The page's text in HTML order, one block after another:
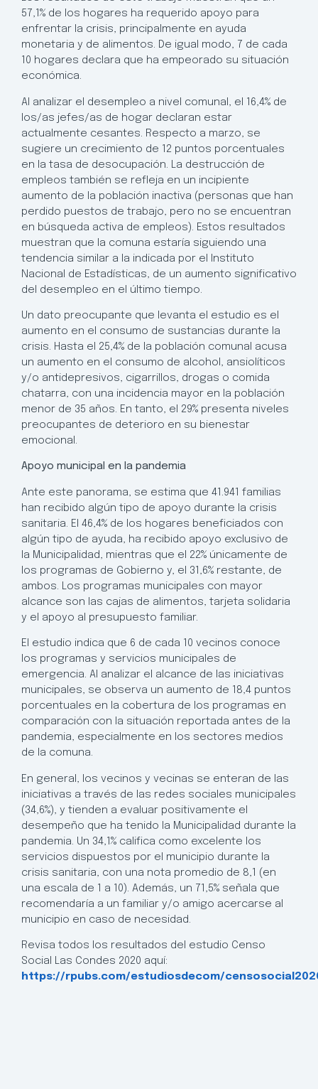
57,1% de los hogares ha requerido apoyo para
enfrentar la crisis, principalmente en ayuda
monetaria y de alimentos. De igual modo, 7 de cada
10 hogares declara que ha empeorado su situación
económica.
Al analizar el desempleo a nivel comunal, el 16,4% de
los/as jefes/as de hogar declaran estar
actualmente cesantes. Respecto a marzo, se
sugiere un crecimiento de 12 puntos porcentuales
en la tasa de desocupación. La destrucción de
empleos también se refleja en un incipiente
aumento de la población inactiva (personas que han
perdido puestos de trabajo, pero no se encuentran
en búsqueda activa de empleos). Estos resultados
muestran que la comuna estaría siguiendo una
tendencia similar a la indicada por el Instituto
Nacional de Estadísticas, de un aumento significativo
del desempleo en el último tiempo.
Un dato preocupante que levanta el estudio es el
aumento en el consumo de sustancias durante la
crisis. Hasta el 25,4% de la población comunal acusa
un aumento en el consumo de alcohol, ansiolíticos
y/o antidepresivos, cigarrillos, drogas o comida
chatarra, con una incidencia mayor en la población
menor de 35 años. En tanto, el 29% presenta niveles
preocupantes de deterioro en su bienestar
emocional.
Apoyo municipal en la pandemia
Ante este panorama, se estima que 41.941 familias
han recibido algún tipo de apoyo durante la crisis
sanitaria. El 46,4% de los hogares beneficiados con
algún tipo de ayuda, ha recibido apoyo exclusivo de
la Municipalidad, mientras que el 22% únicamente de
los programas de Gobierno y, el 31,6% restante, de
ambos. Los programas municipales con mayor
alcance son las cajas de alimentos, tarjeta solidaria
y el apoyo al presupuesto familiar.
El estudio indica que 6 de cada 10 vecinos conoce
los programas y servicios municipales de
emergencia. Al analizar el alcance de las iniciativas
municipales, se observa un aumento de 18,4 puntos
porcentuales en la cobertura de los programas en
comparación con la situación reportada antes de la
pandemia, especialmente en los sectores medios
de la comuna.
En general, los vecinos y vecinas se enteran de las
iniciativas a través de las redes sociales municipales
(34,6%), y tienden a evaluar positivamente el
desempeño que ha tenido la Municipalidad durante la
pandemia. Un 34,1% califica como excelente los
servicios dispuestos por el municipio durante la
crisis sanitaria, con una nota promedio de 8,1 (en
una escala de 1 a 10). Además, un 71,5% señala que
recomendaría a un familiar y/o amigo acercarse al
municipio en caso de necesidad.
Revisa todos los resultados del estudio Censo
Social Las Condes 2020 aquí:
https://rpubs.com/estudiosdecom/